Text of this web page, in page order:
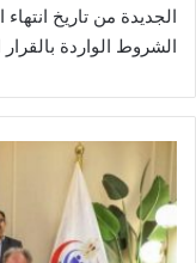
الشروط الواردة
هيلثينيرز
توقع
شراكة
استراتيجية